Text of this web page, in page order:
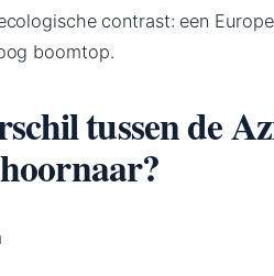
contrast: een
boomtop.
tussen de